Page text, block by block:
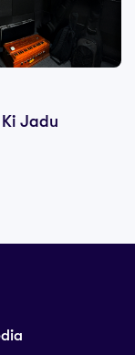
| Ki Jadu